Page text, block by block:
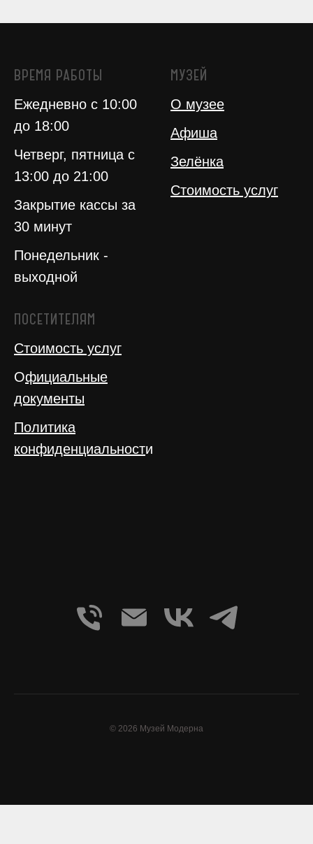
ВРЕМЯ РАБОТЫ
Ежедневно с 10:00
до 18:00
Четверг, пятница с
13:00 до 21:00
Закрытие кассы за
30 минут
Понедельник -
выходной
МУЗЕЙ
О музее
Афиша
Зелёнка
Стоимость услуг
ПОСЕТИТЕЛЯМ
Стоимость услуг
Официальные
документы
Политика
конфиденциальности
© 2026 Музей Модерна